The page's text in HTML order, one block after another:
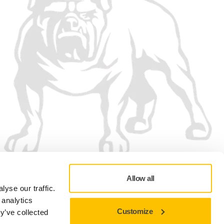
our traffic.
collected
Allow all
Customize